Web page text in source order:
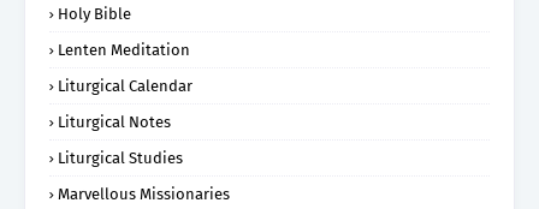
Holy Bible
Lenten Meditation
Liturgical Calendar
Liturgical Notes
Liturgical Studies
Marvellous Missionaries